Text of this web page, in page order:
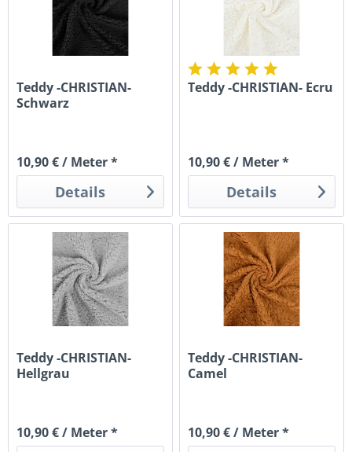
Teddy -CHRISTIAN-
Schwarz
10,90 € / Meter *
Details
Teddy -CHRISTIAN- Ecru
10,90 € / Meter *
Details
Teddy -CHRISTIAN-
Hellgrau
10,90 € / Meter *
Teddy -CHRISTIAN-
Camel
10,90 € / Meter *